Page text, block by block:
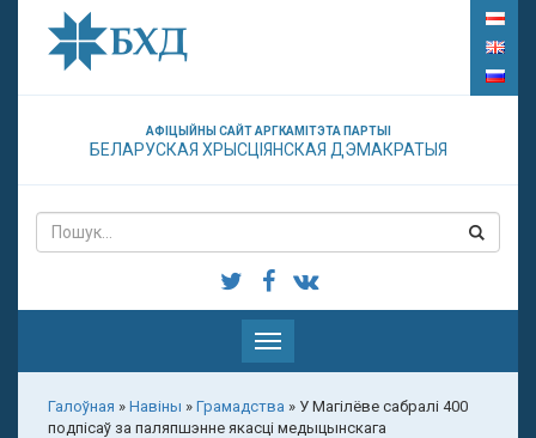
АФІЦЫЙНЫ САЙТ АРГКАМІТЭТА ПАРТЫІ
БЕЛАРУСКАЯ ХРЫСЦІЯНСКАЯ ДЭМАКРАТЫЯ
Паказаць
меню
Галоўная » Навіны » Грамадства » У Магілёве сабралі 400
подпісаў за паляпшэнне якасці медыцынскага